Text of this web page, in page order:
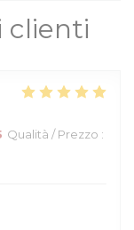
clienti
Qualità / Prezzo :